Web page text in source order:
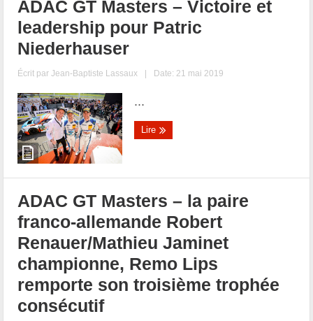
ADAC GT Masters – Victoire et
leadership pour Patric
Niederhauser
Écrit parJean-Baptiste Lassaux | Date: 21 mai 2019
...
Lire
ADAC GT Masters – la paire
franco-allemande Robert
Renauer/Mathieu Jaminet
championne, Remo Lips
remporte son troisième trophée
consécutif